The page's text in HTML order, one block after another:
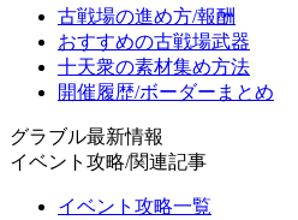
古戦場の進め方/報酬
おすすめの古戦場武器
十天衆の素材集め方法
開催履歴/ボーダーまとめ
グラブル最新情報
イベント攻略/関連記事
イベント攻略一覧